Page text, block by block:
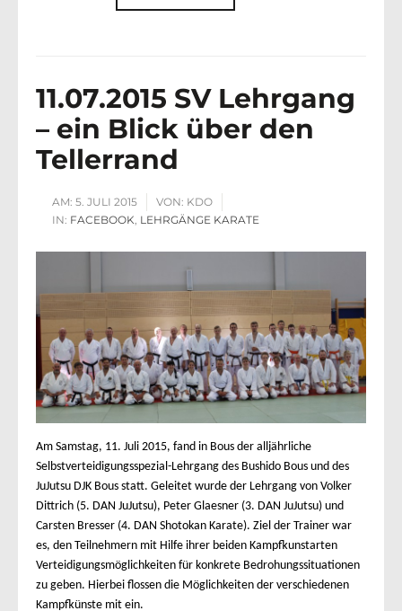
11.07.2015 SV Lehrgang
– ein Blick über den
Tellerrand
AM: 5. JULI 2015 VON: KDO
IN: FACEBOOK, LEHRGÄNGE KARATE
Am Samstag, 11. Juli 2015, fand in Bous der alljährliche
Selbstverteidigungsspezial-Lehrgang des Bushido Bous und des
JuJutsu DJK Bous statt. Geleitet wurde der Lehrgang von Volker
Dittrich (5. DAN JuJutsu), Peter Glaesner (3. DAN JuJutsu) und
Carsten Bresser (4. DAN Shotokan Karate). Ziel der Trainer war
es, den Teilnehmern mit Hilfe ihrer beiden Kampfkunstarten
Verteidigungsmöglichkeiten für konkrete Bedrohungssituationen
zu geben. Hierbei flossen die Möglichkeiten der verschiedenen
Kampfkünste mit ein.